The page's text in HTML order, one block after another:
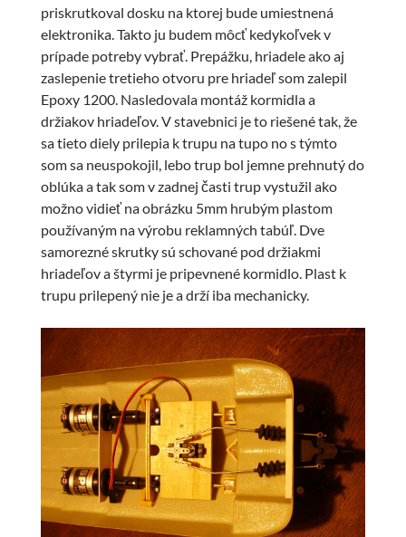
priskrutkoval dosku na ktorej bude umiestnená
elektronika. Takto ju budem môcť kedykoľvek v
prípade potreby vybrať. Prepážku, hriadele ako aj
zaslepenie tretieho otvoru pre hriadeľ som zalepil
Epoxy 1200. Nasledovala montáž kormidla a
držiakov hriadeľov. V stavebnici je to riešené tak, že
sa tieto diely prilepia k trupu na tupo no s týmto
som sa neuspokojil, lebo trup bol jemne prehnutý do
oblúka a tak som v zadnej časti trup vystužil ako
možno vidieť na obrázku 5mm hrubým plastom
používaným na výrobu reklamných tabúľ. Dve
samorezné skrutky sú schované pod držiakmi
hriadeľov a štyrmi je pripevnené kormidlo. Plast k
trupu prilepený nie je a drží iba mechanicky.